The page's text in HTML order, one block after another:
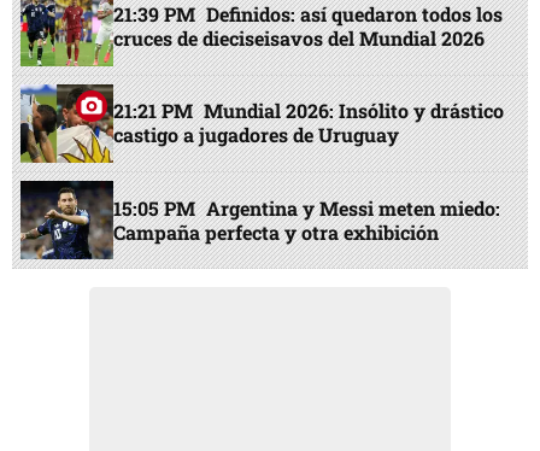
21:39 PM Definidos: así quedaron todos los
cruces de dieciseisavos del Mundial 2026
21:21 PM Mundial 2026: Insólito y drástico
castigo a jugadores de Uruguay
15:05 PM Argentina y Messi meten miedo:
Campaña perfecta y otra exhibición